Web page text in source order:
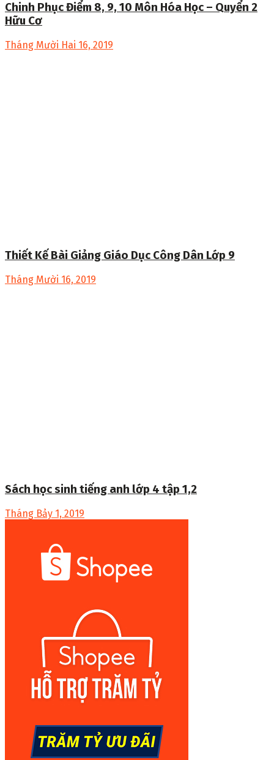
Chinh Phục Điểm 8, 9, 10 Môn Hóa Học – Quyển 2
Hữu Cơ
Tháng Mười Hai 16, 2019
Thiết Kế Bài Giảng Giáo Dục Công Dân Lớp 9
Tháng Mười 16, 2019
Sách học sinh tiếng anh lớp 4 tập 1,2
Tháng Bảy 1, 2019